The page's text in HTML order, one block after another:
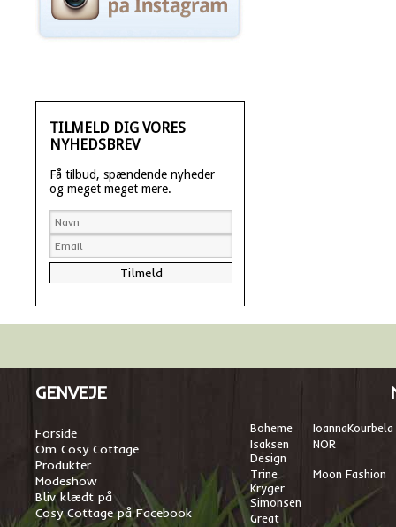
TILMELD DIG VORES
NYHEDSBREV
Få tilbud, spændende nyheder
og meget meget mere.
GENVEJE
Forside
Om Cosy Cottage
Produkter
Modeshow
Bliv klædt på
Cosy Cottage på Facebook
Boheme IoannaKourbela
Isaksen
Design
NÖR
Trine
Kryger
Simonsen
Moon Fashion
Great